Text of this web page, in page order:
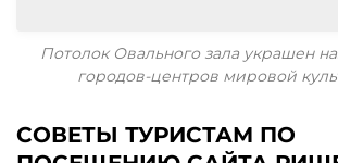
Потолок Овального зала украшен
городов-центров мировой
СОВЕТЫ ТУРИСТАМ ПО